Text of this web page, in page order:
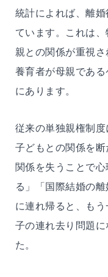
統計によれば、離
ています。これは
親との関係が重視
養育者が母親であ
にあります。
従来の単独親権制
子どもとの関係を
関係を失うことで
る」「国際結婚の
に連れ帰ると、も
子の連れ去り問題
た。